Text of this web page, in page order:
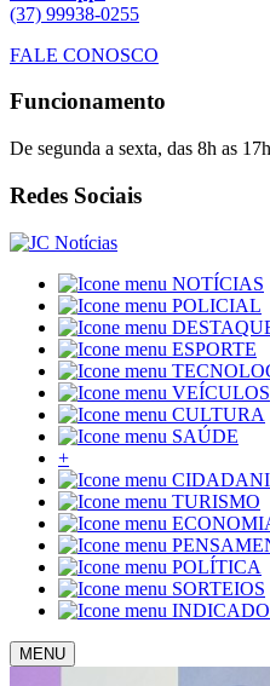
(37) 99938-0255
FALE CONOSCO
Funcionamento
De segunda a sexta, das 8h as 17h
Redes Sociais
NOTÍCIAS
POLICIAL
ESPORTE
VEÍCULOS
CULTURA
SAÚDE
+
TURISMO
POLÍTICA
SORTEIOS
MENU